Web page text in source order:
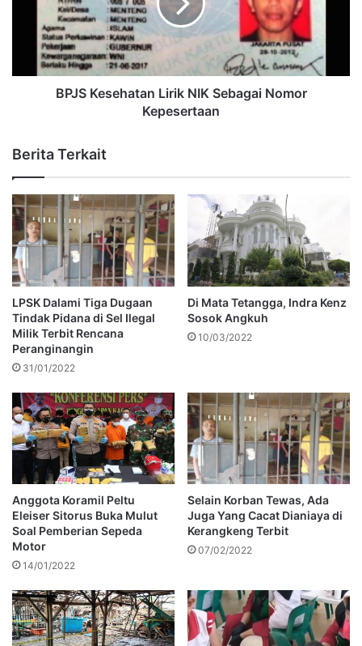
BPJS Kesehatan Lirik NIK Sebagai Nomor
Kepesertaan
Berita Terkait
LPSK Dalami Tiga Dugaan
Tindak Pidana di Sel Ilegal
Milik Terbit Rencana
Peranginangin
31/01/2022
Di Mata Tetangga, Indra Kenz
Sosok Angkuh
10/03/2022
Anggota Koramil Peltu
Eleiser Sitorus Buka Mulut
Soal Pemberian Sepeda
Motor
14/01/2022
Selain Korban Tewas, Ada
Juga Yang Cacat Dianiaya di
Kerangkeng Terbit
07/02/2022